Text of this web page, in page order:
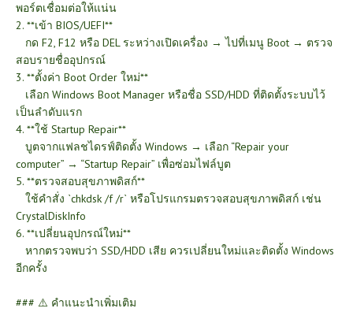
พอร์ตเชื่อมต่อให้แน่น
2. **เข้า BIOS/UEFI**
กด F2, F12 หรือ DEL ระหว่างเปิดเครื่อง → ไปที่เมนู Boot → ตรวจ
สอบรายชื่ออุปกรณ์
3. **ตั้งค่า Boot Order ใหม่**
เลือก Windows Boot Manager หรือชื่อ SSD/HDD ที่ติดตั้งระบบไว้
เป็นลำดับแรก
4. **ใช้ Startup Repair**
บูตจากแฟลชไดรฟ์ติดตั้ง Windows → เลือก “Repair your
computer” → “Startup Repair” เพื่อซ่อมไฟล์บูต
5. **ตรวจสอบสุขภาพดิสก์**
ใช้คำสั่ง `chkdsk /f /r` หรือโปรแกรมตรวจสอบสุขภาพดิสก์ เช่น
CrystalDiskInfo
6. **เปลี่ยนอุปกรณ์ใหม่**
หากตรวจพบว่า SSD/HDD เสีย ควรเปลี่ยนใหม่และติดตั้ง Windows
อีกครั้ง
### ⚠️ คำแนะนำเพิ่มเติม